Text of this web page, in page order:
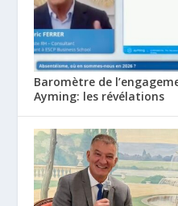
Baromètre de
Ayming: les révélations